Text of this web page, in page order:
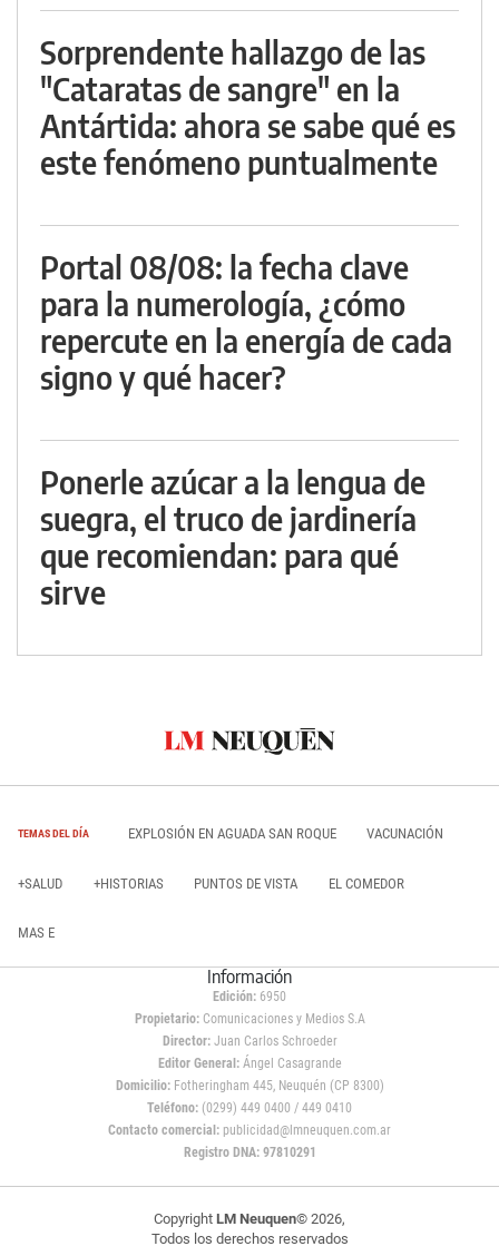
Sorprendente hallazgo de las
"Cataratas de sangre" en la
Antártida: ahora se sabe qué es
este fenómeno puntualmente
Portal 08/08: la fecha clave
para la numerología, ¿cómo
repercute en la energía de cada
signo y qué hacer?
Ponerle azúcar a la lengua de
suegra, el truco de jardinería
que recomiendan: para qué
sirve
TEMAS DEL DÍA EXPLOSIÓN EN AGUADA SAN ROQUE VACUNACIÓN
+SALUD +HISTORIAS PUNTOS DE VISTA EL COMEDOR
MAS E
Información
Edición: 6950
Propietario:Comunicaciones y Medios S.A
Director: Juan Carlos Schroeder
Editor General:Ángel Casagrande
Domicilio:Fotheringham 445, Neuquén (CP 8300)
Teléfono: (0299) 449 0400 / 449 0410
Contacto comercial: publicidad@lmneuquen.com.ar
Registro DNA: 97810291
Copyright LM Neuquen© 2026,
Todos los derechos reservados